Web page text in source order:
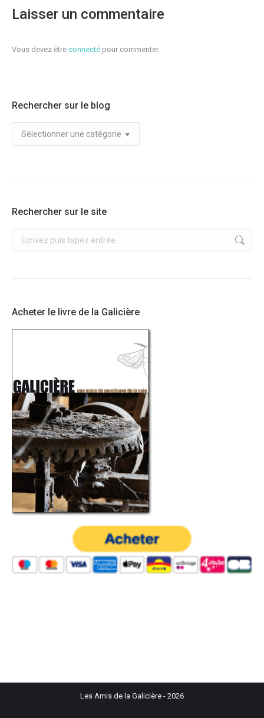
Laisser un commentaire
Vous devez être connecté pour commenter.
Rechercher sur le blog
Rechercher
sur
Rechercher sur le site
Recherche
:
Acheter le livre de la Galicière
Les Amis de la Galicière - 2026